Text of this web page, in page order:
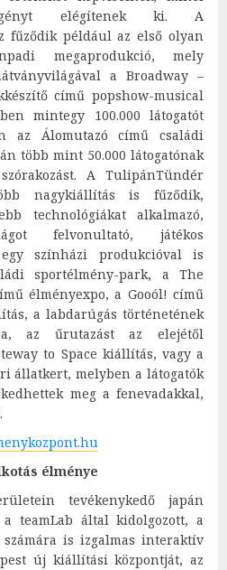
elégítenek ki. A
fűződik például az első olyan
megaprodukció, mely
a Broadway –
című popshow-musical
mintegy 100.000 látogatót
az Álomutazó című családi
több mint 50.000 látogatónak
A TulipánTündér
nagykiállítás is fűződik,
technológiákat alkalmazó,
felvonultató, játékos
egy színházi produkcióval is
sportélmény-park, a The
élményexpo, a Gooól! című
a labdarúgás történetének
az űrutazást az elejétől
to Space kiállítás, vagy a
állatkert, melyben a látogatók
meg a fenevadakkal,
élménye
tevékenykedő japán
a teamLab által kidolgozott, a
is izgalmas interaktív
új kiállítási központját, az